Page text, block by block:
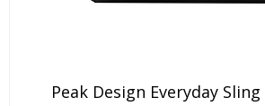
Peak Design Everyday